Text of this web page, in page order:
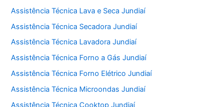
Assistência Técnica Lava e Seca Jundiaí
Assistência Técnica Secadora Jundiaí
Assistência Técnica Lavadora Jundiaí
Assistência Técnica Forno a Gás Jundiaí
Assistência Técnica Forno Elétrico Jundiaí
Assistência Técnica Microondas Jundiaí
Assistência Técnica Cooktop Jundiaí